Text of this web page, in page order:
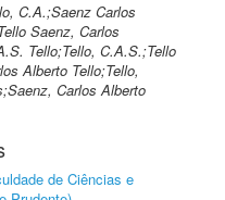
C.A.;Saenz Carlos
Saenz, Carlos
Tello;Tello, C.A.S.;Tello
Alberto Tello;Tello,
Carlos Alberto
de Ciências e